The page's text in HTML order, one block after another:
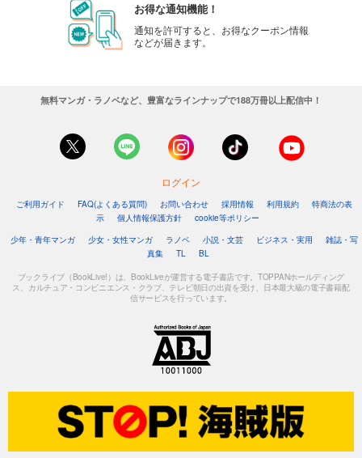
お得な通知機能！
通知を許可すると、お得なクーポン情報
などが届きます。
無料マンガ・ラノベなど、豊富なラインナップで188万冊以上配信中！
ログイン
ご利用ガイド FAQ(よくある質問) お問い合わせ 採用情報 利用規約
特商法の表
示
個人情報保護方針
cookie等ポリシー
少年・青年マンガ
少女・女性マンガ ラノベ 小説・文芸 ビジネス・実用
雑誌・写
真集
TL BL
ブックライブ（BookLive!）は、BookLiveが運営する電子書店です。TOPPANホールディング
ス、カルチュア・コンビニエンス・クラブ、テレビ朝日の出資を受け、日本最大級の電子書籍配
信サービスを行っています。